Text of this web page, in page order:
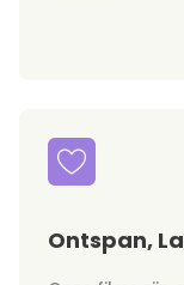
Ontspan,